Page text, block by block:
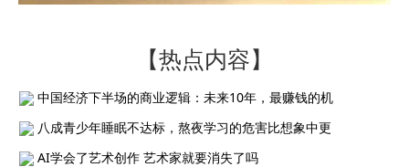
【热点内容】
中国经济下半场的商业逻辑：未来10年，最赚钱的机
八成青少年睡眠不达标，熬夜学习的危害比想象中更
AI学会了艺术创作 艺术家就要消失了吗